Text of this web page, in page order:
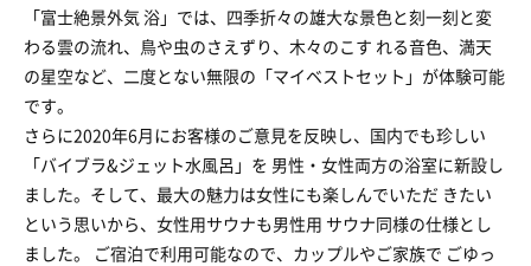
「富士絶景外気 浴」では、四季折々の雄大な景色と刻一刻と変
わる雲の流れ、鳥や虫のさえずり、木々のこす れる音色、満天
の星空など、二度とない無限の「マイベストセット」が体験可能
です。
さらに2020年6月にお客様のご意見を反映し、国内でも珍しい
「バイブラ&ジェット水風呂」を 男性・女性両方の浴室に新設し
ました。そして、最大の魅力は女性にも楽しんでいただ きたい
という思いから、女性用サウナも男性用 サウナ同様の仕様とし
ました。 ご宿泊で利用可能なので、カップルやご家族で ごゆっ